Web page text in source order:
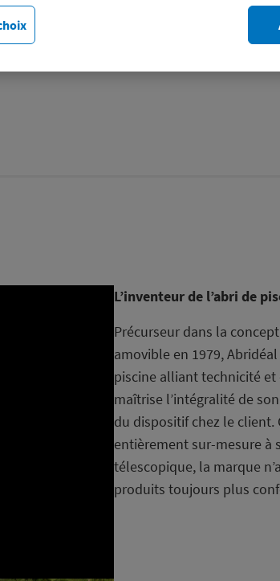
L’inventeur de l’abri de
Précurseur dans la
amovible en 1979,
piscine alliant technicité
maîtrise l’intégralité de
du dispositif chez le
entièrement sur-mesure à
télescopique, la marque
produits toujours plus